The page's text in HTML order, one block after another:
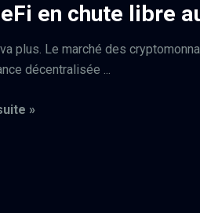
en chute libre
plus. Le marché des
décentralisée ...
»